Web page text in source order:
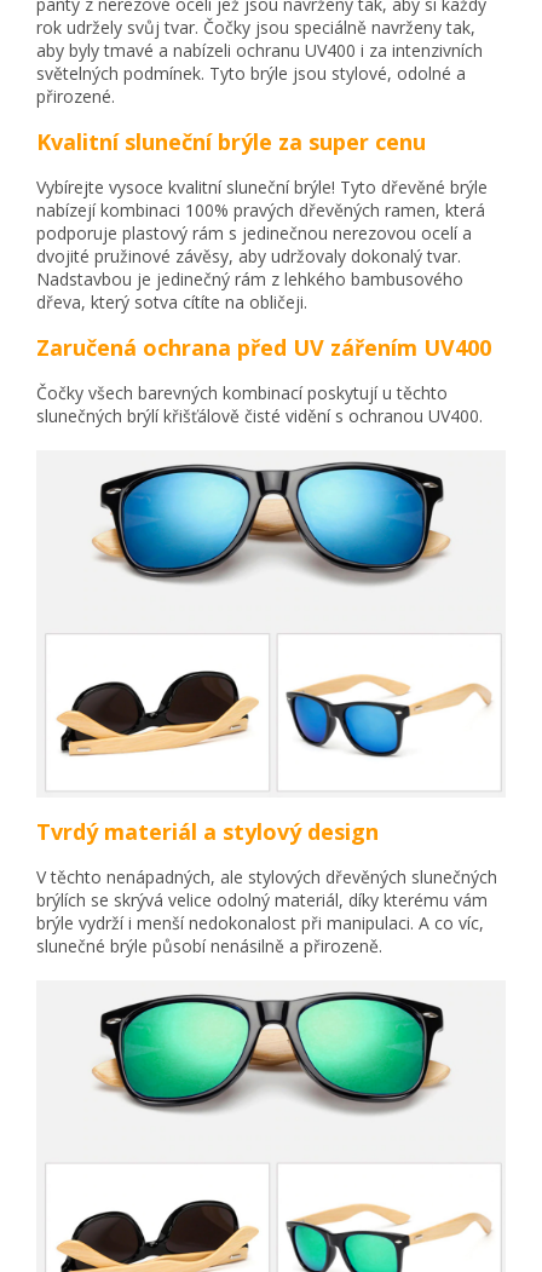
panty z nerezové oceli jež jsou navrženy tak, aby si každý
rok udržely svůj tvar. Čočky jsou speciálně navrženy tak,
aby byly tmavé a nabízeli ochranu UV400 i za intenzivních
světelných podmínek. Tyto brýle jsou stylové, odolné a
přirozené.
Kvalitní sluneční brýle za super cenu
Vybírejte vysoce kvalitní sluneční brýle! Tyto dřevěné brýle
nabízejí kombinaci 100% pravých dřevěných ramen, která
podporuje plastový rám s jedinečnou nerezovou ocelí a
dvojité pružinové závěsy, aby udržovaly dokonalý tvar.
Nadstavbou je jedinečný rám z lehkého bambusového
dřeva, který sotva cítíte na obličeji.
Zaručená ochrana před UV zářením UV400
Čočky všech barevných kombinací poskytují u těchto
slunečných brýlí křišťálově čisté vidění s ochranou UV400.
Tvrdý materiál a stylový design
V těchto nenápadných, ale stylových dřevěných slunečných
brýlích se skrývá velice odolný materiál, díky kterému vám
brýle vydrží i menší nedokonalost při manipulaci. A co víc,
slunečné brýle působí nenásilně a přirozeně.